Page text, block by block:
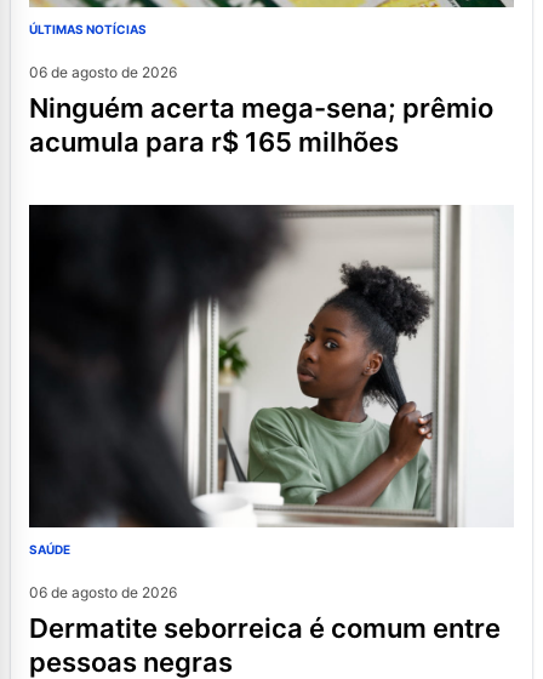
ÚLTIMAS NOTÍCIAS
06 de agosto de 2026
ninguém acerta mega-sena; prêmio
acumula para r$ 165 milhões
SAÚDE
06 de agosto de 2026
dermatite seborreica é comum entre
pessoas negras